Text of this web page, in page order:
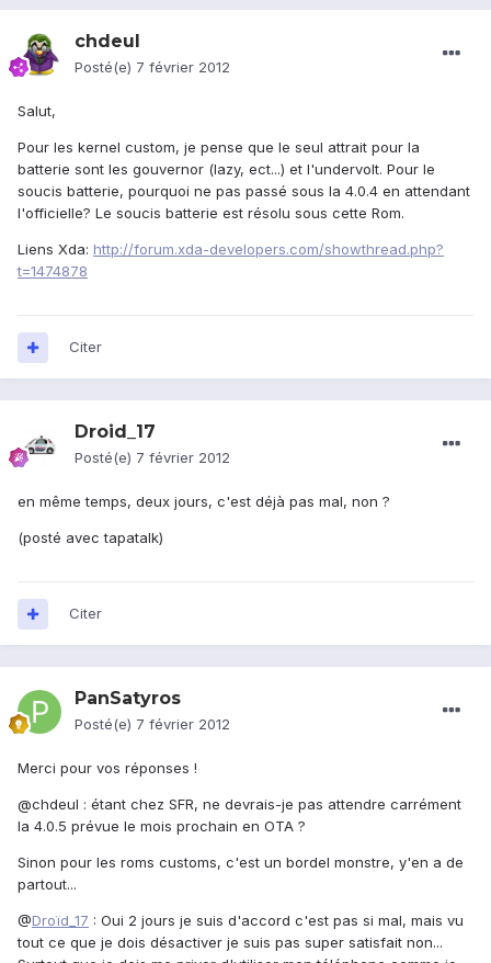
chdeul
Posté(e) 7 février 2012
Salut,
Pour les kernel custom, je pense que le seul attrait pour la
batterie sont les gouvernor (lazy, ect...) et l'undervolt. Pour le
soucis batterie, pourquoi ne pas passé sous la 4.0.4 en attendant
l'officielle? Le soucis batterie est résolu sous cette Rom.
Liens Xda: http://forum.xda-developers.com/showthread.php?
t=1474878
Citer
Droid_17
Posté(e) 7 février 2012
en même temps, deux jours, c'est déjà pas mal, non ?
(posté avec tapatalk)
Citer
PanSatyros
Posté(e) 7 février 2012
Merci pour vos réponses !
@chdeul : étant chez SFR, ne devrais-je pas attendre carrément
la 4.0.5 prévue le mois prochain en OTA ?
Sinon pour les roms customs, c'est un bordel monstre, y'en a de
partout...
@Droïd_17 : Oui 2 jours je suis d'accord c'est pas si mal, mais vu
tout ce que je dois désactiver je suis pas super satisfait non...